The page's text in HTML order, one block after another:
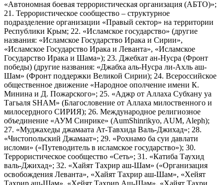
«Автономная боевая террористическая организация (АБТО)»;
21. Террористическое сообщество – структурное
подразделение организации «Правый сектор» на территории
Республики Крым; 22. «Исламское государство» (другие
названия: «Исламское Государство Ирака и Сирии»,
«Исламское Государство Ирака и Леванта», «Исламское
Государство Ирака и Шама»); 23. Джебхат ан-Нусра (Фронт
победы) (другие названия: «Джабха аль-Нусра ли-Ахль аш-
Шам» (Фронт поддержки Великой Сирии); 24. Всероссийское
общественное движение «Народное ополчение имени К.
Минина и Д. Пожарского»; 25. «Аджр от Аллаха Субхану уа
Тагьаля SHAM» (Благословение от Аллаха милоственного и
милосердного СИРИЯ); 26. Международное религиозное
объединение «АУМ Синрике» (AumShinrikyo, AUM, Aleph);
27. «Муджахеды джамаата Ат-Тавхида Валь-Джихад»; 28.
«Чистопольский Джамаат»; 29. «Рохнамо ба суи давлати
исломи» («Путеводитель в исламское государство»); 30.
Террористическое сообщество «Сеть»; 31. «Катиба Таухид
валь-Джихад»; 32. «Хайят Тахрир аш-Шам» («Организация
освобождения Леванта», «Хайят Тахрир аш-Шам», «Хейят